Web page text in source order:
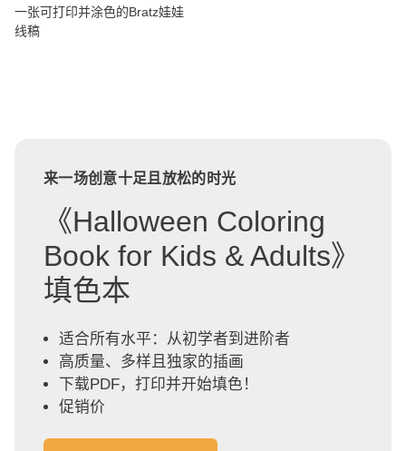
一张可打印并涂色的Bratz娃娃
线稿
来一场创意十足且放松的时光
《Halloween Coloring
Book for Kids & Adults》
填色本
适合所有水平：从初学者到进阶者
高质量、多样且独家的插画
下载PDF，打印并开始填色！
促销价